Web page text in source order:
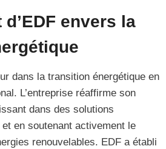
envers la
dans la transition énergétique en
L’entreprise réaffirme son
dans des solutions
en soutenant activement le
renouvelables. EDF a établi